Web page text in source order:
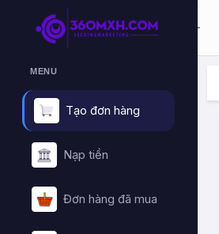
MENU
Tạo đơn hàng
Nạp tiền
Đơn hàng đã mua